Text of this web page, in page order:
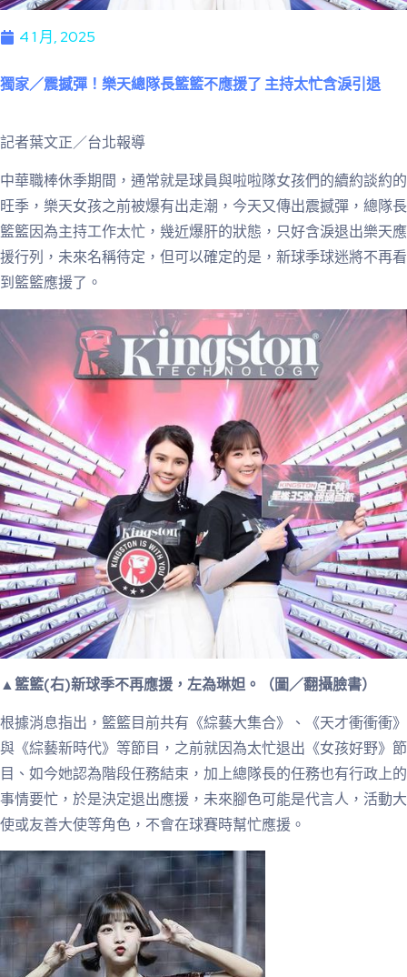
4 1 月, 2025
獨家／震撼彈！樂天總隊長籃籃不應援了 主持太忙含淚引退
記者葉文正／台北報導
中華職棒休季期間，通常就是球員與啦啦隊女孩們的續約談約的
旺季，樂天女孩之前被爆有出走潮，今天又傳出震撼彈，總隊長
籃籃因為主持工作太忙，幾近爆肝的狀態，只好含淚退出樂天應
援行列，未來名稱待定，但可以確定的是，新球季球迷將不再看
到籃籃應援了。
▲籃籃(右)新球季不再應援，左為琳妲。（圖／翻攝臉書）
根據消息指出，籃籃目前共有《綜藝大集合》、《天才衝衝衝》
與《綜藝新時代》等節目，之前就因為太忙退出《女孩好野》節
目、如今她認為階段任務結束，加上總隊長的任務也有行政上的
事情要忙，於是決定退出應援，未來腳色可能是代言人，活動大
使或友善大使等角色，不會在球賽時幫忙應援。